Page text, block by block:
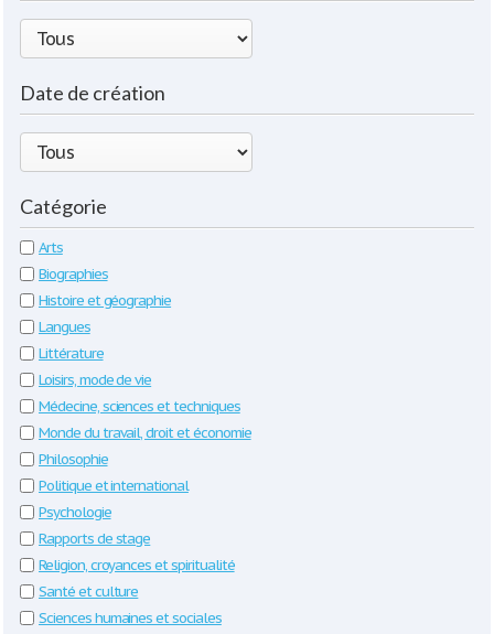
Date de création
Catégorie
Arts
Biographies
Histoire et géographie
Langues
Littérature
Loisirs, mode de vie
Médecine, sciences et techniques
Monde du travail, droit et économie
Philosophie
Politique et international
Psychologie
Rapports de stage
Religion, croyances et spiritualité
Santé et culture
Sciences humaines et sociales